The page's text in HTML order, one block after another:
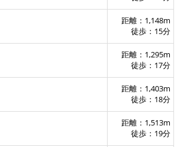
距離：1,148m
徒歩：15分
距離：1,295m
徒歩：17分
距離：1,403m
徒歩：18分
距離：1,513m
徒歩：19分